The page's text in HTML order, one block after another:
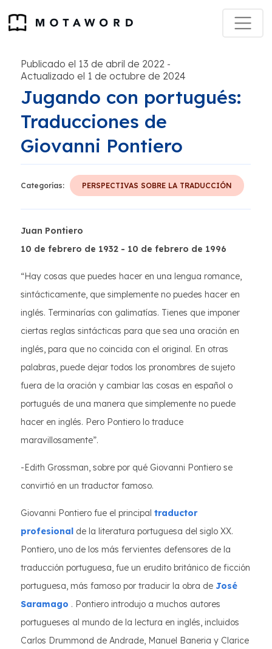
Publicado el 13 de abril de 2022 -
Actualizado el 1 de octubre de 2024
Jugando con portugués:
Traducciones de
Giovanni Pontiero
Categorías: PERSPECTIVAS SOBRE LA TRADUCCIÓN
Juan Pontiero
10 de febrero de 1932 - 10 de febrero de 1996
“Hay cosas que puedes hacer en una lengua romance,
sintácticamente, que simplemente no puedes hacer en
inglés. Terminarías con galimatías. Tienes que imponer
ciertas reglas sintácticas para que sea una oración en
inglés, para que no coincida con el original. En otras
palabras, puede dejar todos los pronombres de sujeto
fuera de la oración y cambiar las cosas en español o
portugués de una manera que simplemente no puede
hacer en inglés. Pero Pontiero lo traduce
maravillosamente”.
-Edith Grossman, sobre por qué Giovanni Pontiero se
convirtió en un traductor famoso.
Giovanni Pontiero fue el principal traductor
profesional de la literatura portuguesa del siglo XX.
Pontiero, uno de los más fervientes defensores de la
traducción portuguesa, fue un erudito británico de ficción
portuguesa, más famoso por traducir la obra de José
Saramago . Pontiero introdujo a muchos autores
portugueses al mundo de la lectura en inglés, incluidos
Carlos Drummond de Andrade, Manuel Baneria y Clarice